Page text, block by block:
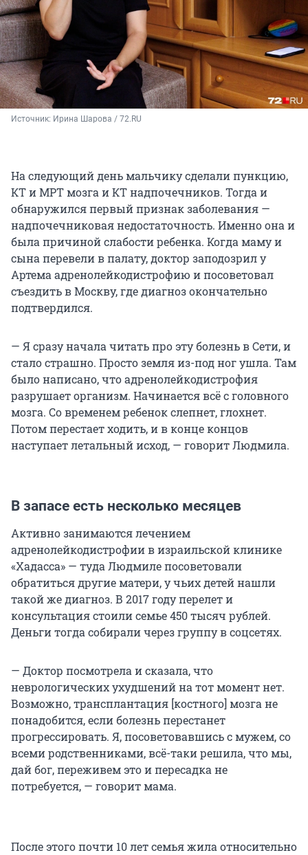
Источник: Ирина Шарова / 72.RU
На следующий день мальчику сделали пункцию,
КТ и МРТ мозга и КТ надпочечников. Тогда и
обнаружился первый признак заболевания —
надпочечниковая недостаточность. Именно она и
была причиной слабости ребенка. Когда маму и
сына перевели в палату, доктор заподозрил у
Артема адренолейкодистрофию и посоветовал
съездить в Москву, где диагноз окончательно
подтвердился.
— Я сразу начала читать про эту болезнь в Сети, и
стало страшно. Просто земля из-под ног ушла. Там
было написано, что адренолейкодистрофия
разрушает организм. Начинается всё с головного
мозга. Со временем ребенок слепнет, глохнет.
Потом перестает ходить, и в конце концов
наступает летальный исход, — говорит Людмила.
В запасе есть несколько месяцев
Активно занимаются лечением
адренолейкодистрофии в израильской клинике
«Хадасса» — туда Людмиле посоветовали
обратиться другие матери, у чьих детей нашли
такой же диагноз. В 2017 году перелет и
консультация стоили семье 450 тысяч рублей.
Деньги тогда собирали через группу в соцсетях.
— Доктор посмотрела и сказала, что
неврологических ухудшений на тот момент нет.
Возможно, трансплантация [костного] мозга не
понадобится, если болезнь перестанет
прогрессировать. Я, посоветовавшись с мужем, со
всеми родственниками, всё-таки решила, что мы,
дай бог, переживем это и пересадка не
потребуется, — говорит мама.
После этого почти 10 лет семья жила относительно